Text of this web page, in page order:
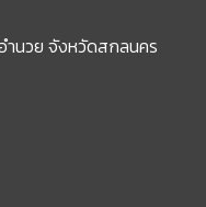
ำนวย จังหวัดสกลนคร